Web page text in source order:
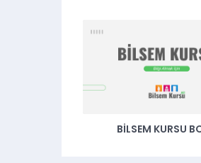
BILSEM KURSU